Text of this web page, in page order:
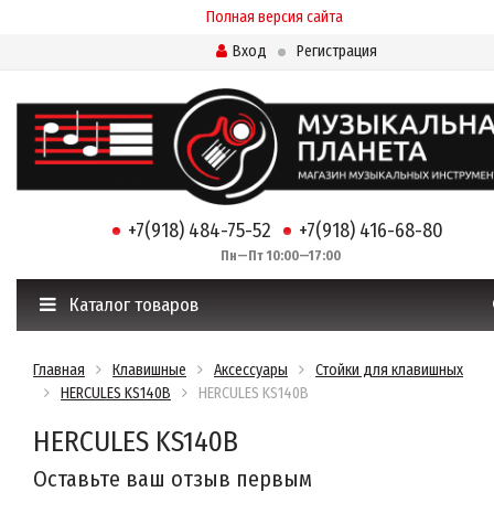
Полная версия сайта
Вход
Регистрация
+7(918) 484-75-52 +7(918) 416-68-80
Пн—Пт 10:00—17:00
Каталог товаров
Главная Клавишные Аксессуары
Стойки для клавишных
HERCULES KS140B
HERCULES KS140B
HERCULES KS140B
Оставьте ваш отзыв первым